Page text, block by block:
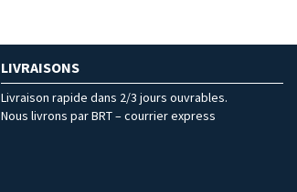
LIVRAISONS
Livraison rapide dans 2/3 jours ouvrables.
Nous livrons par BRT – courrier express